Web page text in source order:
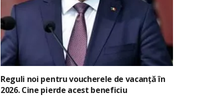
Reguli noi pentru voucherele de vacanță în
2026. Cine pierde acest beneficiu